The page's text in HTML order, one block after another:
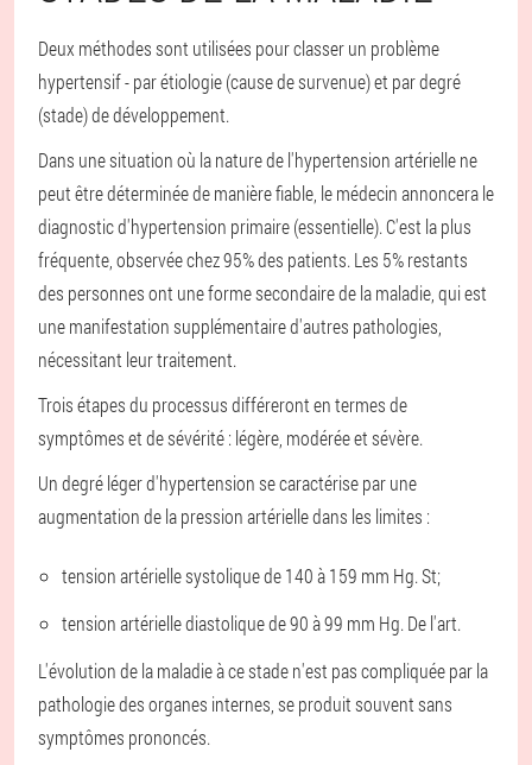
Deux méthodes sont utilisées pour classer un problème
hypertensif - par étiologie (cause de survenue) et par degré
(stade) de développement.
Dans une situation où la nature de l'hypertension artérielle ne
peut être déterminée de manière fiable, le médecin annoncera le
diagnostic d'hypertension primaire (essentielle). C'est la plus
fréquente, observée chez 95% des patients. Les 5% restants
des personnes ont une forme secondaire de la maladie, qui est
une manifestation supplémentaire d'autres pathologies,
nécessitant leur traitement.
Trois étapes du processus différeront en termes de
symptômes et de sévérité : légère, modérée et sévère.
Un degré léger d'hypertension se caractérise par une
augmentation de la pression artérielle dans les limites :
tension artérielle systolique de 140 à 159 mm Hg. St;
tension artérielle diastolique de 90 à 99 mm Hg. De l'art.
L'évolution de la maladie à ce stade n'est pas compliquée par la
pathologie des organes internes, se produit souvent sans
symptômes prononcés.